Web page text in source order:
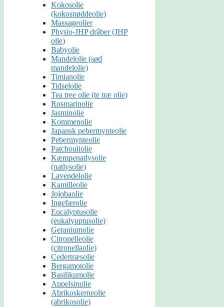
Kokosolie
(kokosnøddeolie)
Massageolier
Physio-JHP dråber (JHP
olie)
Babyolie
Mandelolie (sød
mandelolie)
Timianolie
Tidselolie
Tea tree olie (te træ olie)
Rosmarinolie
Jasminolie
Kommenolie
Japansk pebermynteolie
Pebermynteolie
Patchouliolie
Kæmpenatlysolie
(natlysolie)
Lavendelolie
Kamilleolie
Jojobaolie
Ingefærolie
Eucalyptusolie
(eukalyuptusolie)
Geraniumolie
Citronelleolie
(citronellaolie)
Cedertræsolie
Bergamotolie
Basilikumolie
Appelsinolie
Abrikoskerneolie
(abrikosolie)